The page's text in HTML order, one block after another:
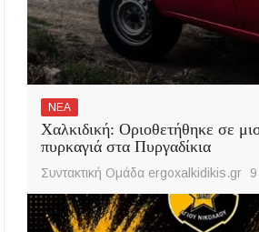
ΝΕΑ
Χαλκιδική: Οριοθετήθηκε σε
πυρκαγιά στα Πυργαδίκια
Συντακτική Ομάδα ergoxalkidikis.gr